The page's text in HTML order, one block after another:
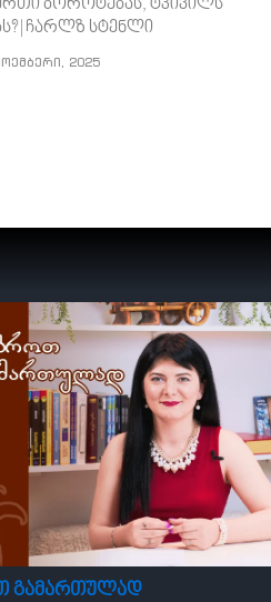
ბოროტებას, ტკივილს
| ჩარლზ სტენლი
2025
გამართულად